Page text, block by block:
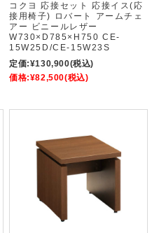
コクヨ 応接セット 応接イス(応
接用椅子) ロバート アームチェ
アー ビニールレザー
W730×D785×H750 CE-
15W25D/CE-15W23S
定価:¥130,900(税込)
価格:¥82,500(税込)